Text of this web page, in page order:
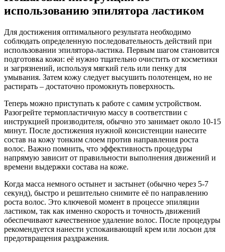
использованию эпилятора ластиком
Для достижения оптимального результата необходимо
соблюдать определенную последовательность действий при
использовании эпилятора-ластика. Первым шагом становится
подготовка кожи: её нужно тщательно очистить от косметики
и загрязнений, используя мягкий гель или пенку для
умывания. Затем кожу следует высушить полотенцем, но не
растирать – достаточно промокнуть поверхность.
Теперь можно приступать к работе с самим устройством.
Разогрейте термопластичную массу в соответствии с
инструкцией производителя, обычно это занимает около 10-15
минут. После достижения нужной консистенции нанесите
состав на кожу тонким слоем против направления роста
волос. Важно помнить, что эффективность процедуры
напрямую зависит от правильности выполнения движений и
времени выдержки состава на коже.
Когда масса немного остынет и застынет (обычно через 5-7
секунд), быстро и решительно снимите её по направлению
роста волос. Это ключевой момент в процессе эпиляции
ластиком, так как именно скорость и точность движений
обеспечивают качественное удаление волос. После процедуры
рекомендуется нанести успокаивающий крем или лосьон для
предотвращения раздражения.